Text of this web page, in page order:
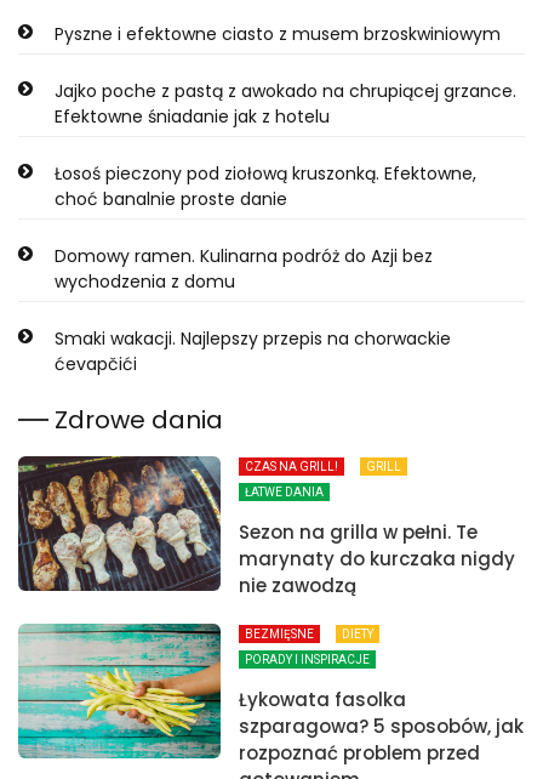
Pyszne i efektowne ciasto z musem brzoskwiniowym
Jajko poche z pastą z awokado na chrupiącej grzance.
Efektowne śniadanie jak z hotelu
Łosoś pieczony pod ziołową kruszonką. Efektowne,
choć banalnie proste danie
Domowy ramen. Kulinarna podróż do Azji bez
wychodzenia z domu
Smaki wakacji. Najlepszy przepis na chorwackie
ćevapčići
Zdrowe dania
CZAS NA GRILL!
GRILL
ŁATWE DANIA
Sezon na grilla w pełni. Te
marynaty do kurczaka nigdy
nie zawodzą
BEZMIĘSNE
DIETY
PORADY I INSPIRACJE
Łykowata fasolka
szparagowa? 5 sposobów, jak
rozpoznać problem przed